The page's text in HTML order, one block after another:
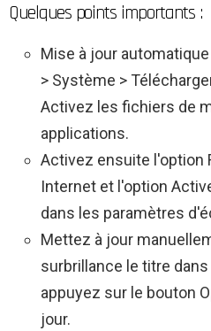
Quelques points importants :
Mise à jour
> Système >
Activez les fichiers de
applications.
Activez ensuite l'option
Internet et l'option
dans les paramètres
Mettez à jour
surbrillance le titre
appuyez sur le bouton
jour.